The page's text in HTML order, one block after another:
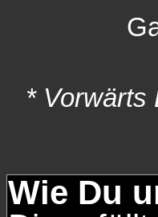
* Vorwärts
Wie Du